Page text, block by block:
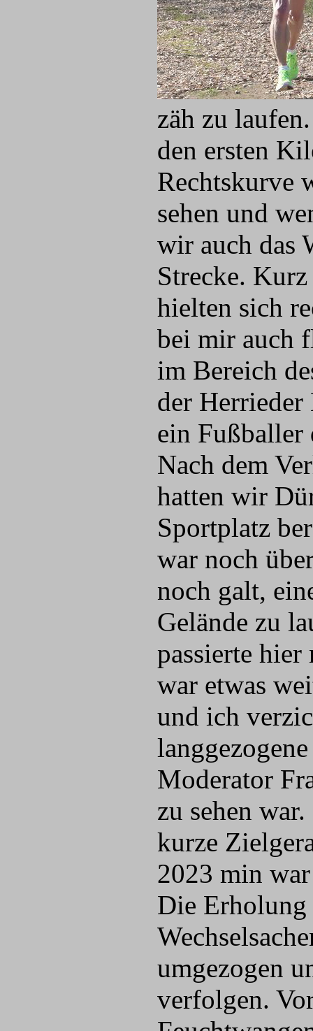
zäh zu
den ersten
Rechtskurve
sehen und
wir auch das
Strecke.
hielten sich
bei mir auch
im Bereich
der
ein Fußballer
Nach dem
hatten wir
Sportplatz
war noch
noch galt,
Gelände zu
passierte
war etwas
und ich
Moderator
zu sehen
kurze
2023 min
Die Erholung
umgezogen
verfolgen.